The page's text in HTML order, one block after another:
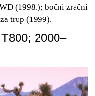
(1998.); bočni zračni
trup (1999).
2000–